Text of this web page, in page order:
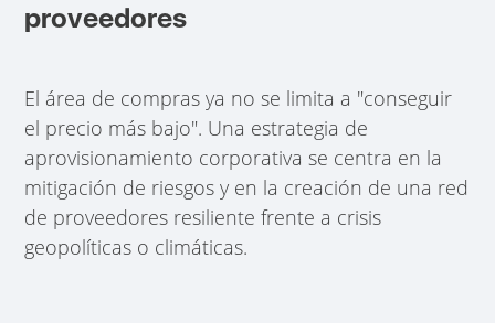
proveedores
El área de compras ya no se limita a "conseguir
el precio más bajo". Una estrategia de
aprovisionamiento corporativa se centra en la
mitigación de riesgos y en la creación de una red
de proveedores resiliente frente a crisis
geopolíticas o climáticas.